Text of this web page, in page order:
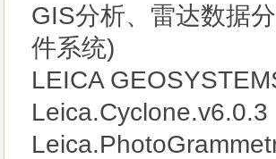
GIS分析、雷达数据
件系统)
LEICA